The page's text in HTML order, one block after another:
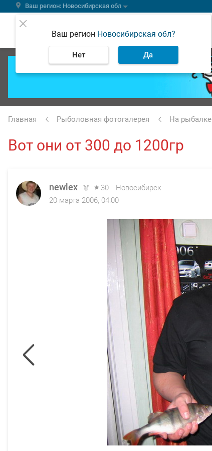
Ваш регион: Новосибирская обл
Ваш регион Новосибирская обл?
Нет Да
ВЕСТИ
Главная Рыболовная фотогалерея На рыбалке
Вот они от 300 до 1200гр
newlex 30
Новосибирск
20 марта 2006, 04:00